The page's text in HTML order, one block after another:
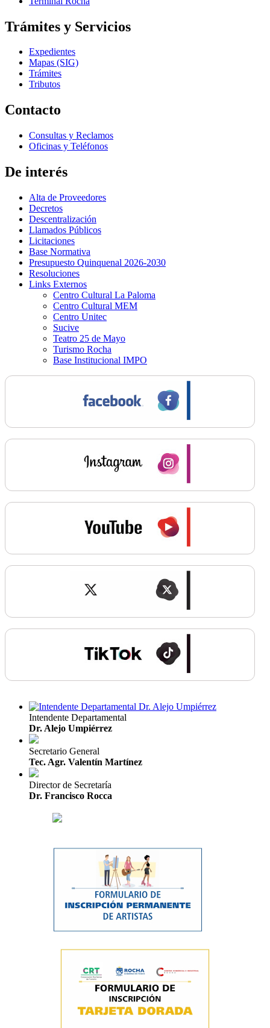
Trámites y Servicios
Expedientes
Mapas (SIG)
Trámites
Tributos
Contacto
Consultas y Reclamos
Oficinas y Teléfonos
De interés
Alta de Proveedores
Decretos
Descentralización
Llamados Públicos
Licitaciones
Base Normativa
Presupuesto Quinquenal 2026-2030
Resoluciones
Links Externos
Centro Cultural La Paloma
Centro Cultural MEM
Centro Unitec
Sucive
Teatro 25 de Mayo
Turismo Rocha
Base Institucional IMPO
Intendente Departamental
Dr. Alejo Umpiérrez
Secretario General
Tec. Agr. Valentín Martínez
Director de Secretaría
Dr. Francisco Rocca